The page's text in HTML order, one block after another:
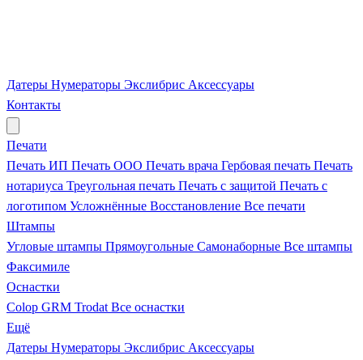
Датеры Нумераторы Экслибрис Аксессуары
Контакты
Печати
Печать ИП Печать ООО Печать врача Гербовая печать Печать
нотариуса Треугольная печать Печать с защитой Печать с
логотипом Усложнённые Восстановление Все печати
Штампы
Угловые штампы Прямоугольные Самонаборные Все штампы
Факсимиле
Оснастки
Colop GRM Trodat Все оснастки
Ещё
Датеры Нумераторы Экслибрис Аксессуары